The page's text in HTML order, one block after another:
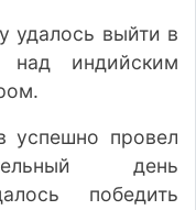
удалось выйти в
над индийским
успешно провел
день
победить